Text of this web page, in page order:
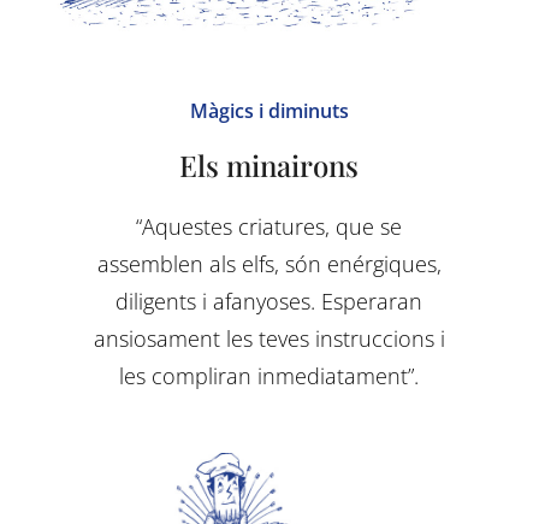
Màgics i diminuts
Els minairons
“Aquestes criatures, que se
assemblen als elfs, són enérgiques,
diligents i afanyoses. Esperaran
ansiosament les teves instruccions i
les compliran inmediatament”.